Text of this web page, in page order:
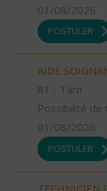
01/08/2026
POSTULER
AIDE
81 - Tarn
Possibilité de
01/08/2026
POSTULER
TECHNICIEN